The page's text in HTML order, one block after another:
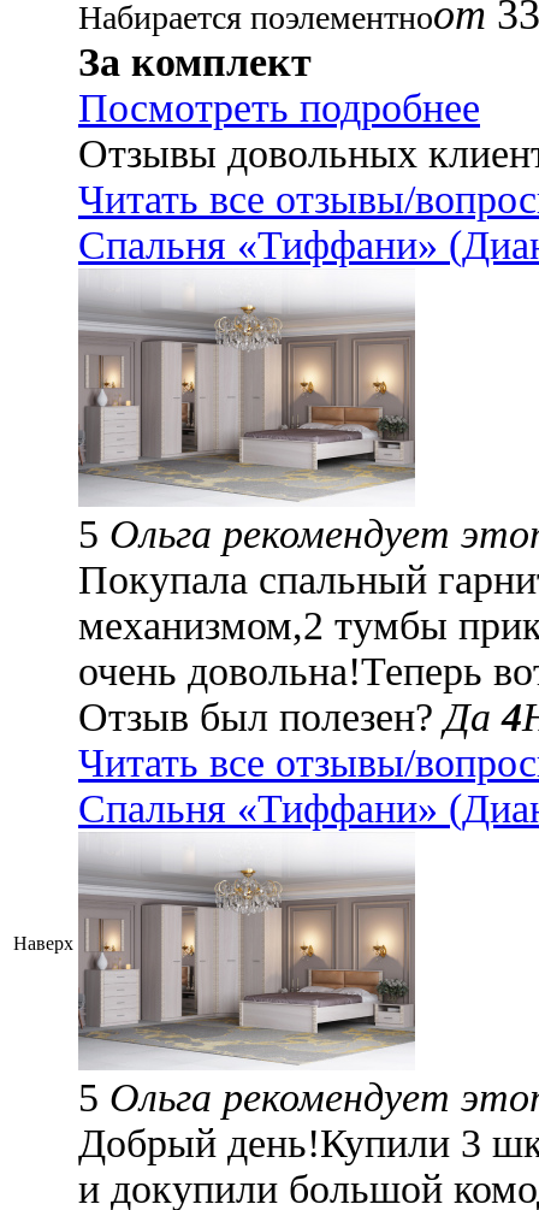
Наверх
Набирается поэлементноот
За комплект
Посмотреть подробнее
Отзывы довольных
Читать все отзывы/
Спальня «Тиффани»
5 Ольга рекомендует
Покупала спальный
механизмом,2 тумбы
очень довольна!Теперь
Отзыв был полезен?Да4
Читать все отзывы/
Спальня «Тиффани»
5 Ольга рекомендует
Добрый день!Купили 3
и докупили большой